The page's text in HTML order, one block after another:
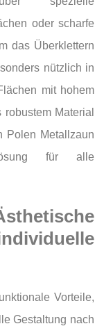
oder scharfe
das Überklettern
nützlich in
mit hohem
Material
Polen Metallzaun
für alle
Vorteile,
Gestaltung nach